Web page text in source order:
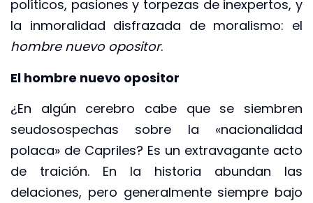
políticos, pasiones y torpezas de inexpertos, y
la inmoralidad disfrazada de moralismo: el
hombre nuevo opositor.
El hombre nuevo opositor
¿En algún cerebro cabe que se siembren
seudosospechas sobre la «nacionalidad
polaca» de Capriles? Es un extravagante acto
de traición. En la historia abundan las
delaciones, pero generalmente siempre bajo